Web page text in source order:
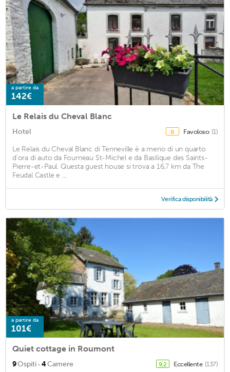
a partire da
142€
Le Relais du Cheval Blanc
Hotel 8 Favoloso (1)
Le Relais du Cheval Blanc di Tenneville è a meno di un quarto
d'ora di auto da Fourneau St-Michel e da Basilique des Saints-
Pierre-et-Paul. Questa guest house si trova a 16,7 km da The
Feudal Castle e ...
Verifica disponibilità
a partire da
101€
Quiet cottage in Roumont
9Ospiti · 4Camere 9,2 Eccellente (137)